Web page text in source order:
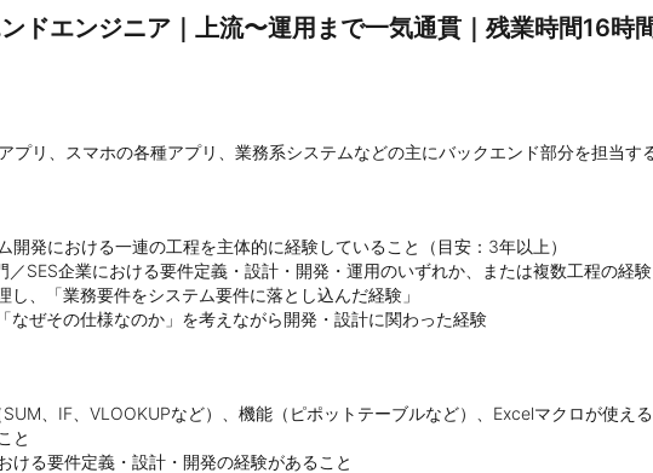
ドエンジニア｜上流〜運用まで一気通貫｜残業時間16時
プリ、スマホの各種アプリ、業務系システムなどの主にバックエンド部分を担当す
開発における一連の工程を主体的に経験していること（目安：3年以上）
／SES企業における要件定義・設計・開発・運用のいずれか、または複数
し、「業務要件をシステム要件に落とし込んだ経験」
ぜその仕様なのか」を考えながら開発・設計に関わった経験
、IF、VLOOKUPなど）、機能（ピポットテーブルなど）、Excelマクロが使え
と
ける要件定義・設計・開発の経験があること